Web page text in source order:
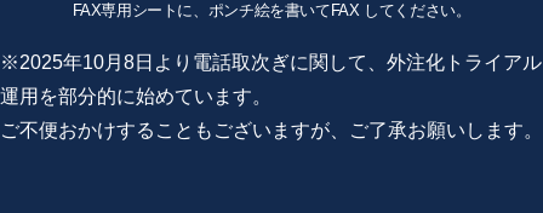
FAX専用シートに、ポンチ絵を書いてFAX してください。
※2025年10月8日より電話取次ぎに関して、外注化トライアル
運用を部分的に始めています。
ご不便おかけすることもございますが、ご了承お願いします。